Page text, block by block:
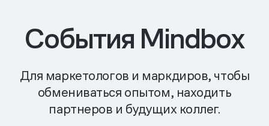
События Mindbox
Для маркетологов и маркдиров, чтобы
обмениваться опытом, находить
партнеров и будущих коллег.